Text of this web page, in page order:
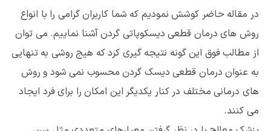
در مقاله حاضر کوشش نمودیم که شما کاربران گرامی را با انواع
روش های درمان قطعی دیسکوپاتی گردن آشنا نماییم. می توان
از مطالب فوق این گونه نتیجه گیری کرد که هیج روشی به تنهایی
به عنوان درمان قطعی دیسک گردن محسوب نمی شود و روش
های درمانی مختلف در کنار یکدیگر این امکان را برای فرد ایجاد
می کنند.